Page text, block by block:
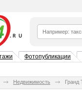
Фотопубликации
Недвижимость Гранд